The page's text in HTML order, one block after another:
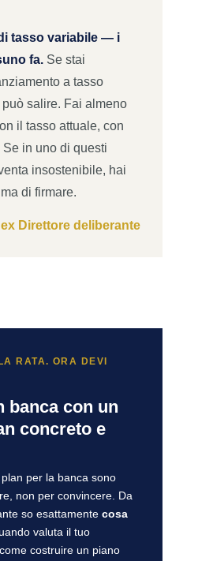
tasso variabile — i
fa.Se stai
a tasso
salire. Fai almeno
il tasso attuale, con
in uno di questi
insostenibile, hai
di firmare.
Direttore deliberante
RATA. ORA DEVI
banca con un
concreto e
per la banca sono
non per convincere. Da
so esattamente cosa
valuta il tuo
costruire un piano